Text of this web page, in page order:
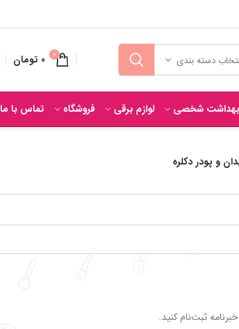
دسته بندی 0
0 تومان
بهداشت شخصی لوازم برقی فروشگاه تماس با ما
و پودر دکلره
ثبت‌نام کنید.